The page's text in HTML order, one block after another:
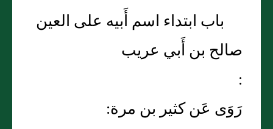
باب ابتداء اسم أَبيه على العين
صالح بن أَبي عريب
:
رَوَى عَن كثير بن مرة: